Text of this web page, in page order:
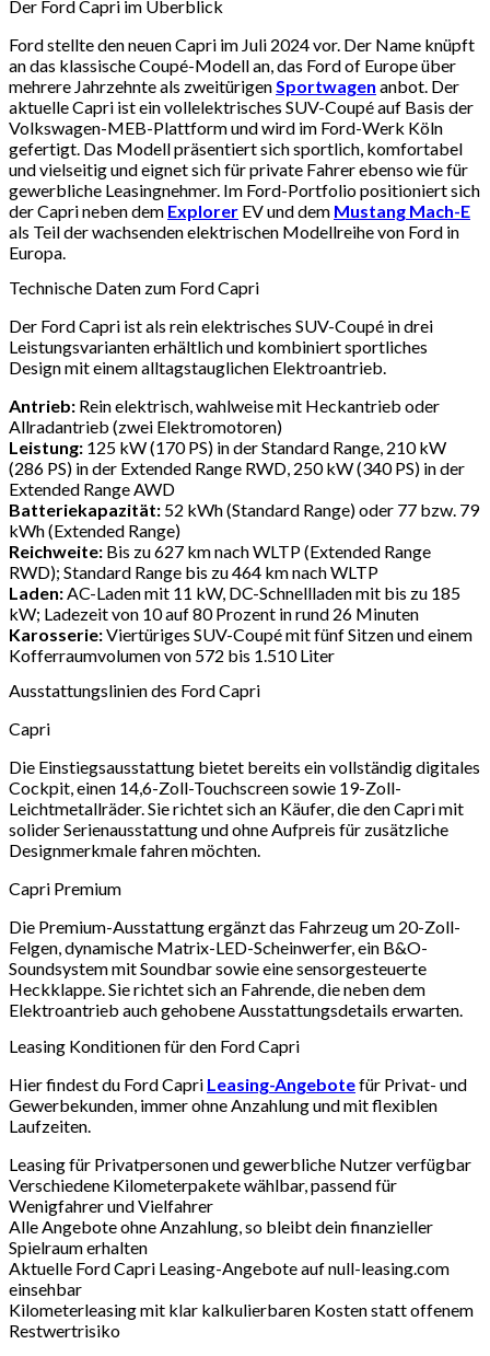
Der Ford Capri im Überblick
Ford stellte den neuen Capri im Juli 2024 vor. Der Name knüpft
an das klassische Coupé-Modell an, das Ford of Europe über
mehrere Jahrzehnte als zweitürigenSportwagen anbot. Der
aktuelle Capri ist ein vollelektrisches SUV-Coupé auf Basis der
Volkswagen-MEB-Plattform und wird im Ford-Werk Köln
gefertigt. Das Modell präsentiert sich sportlich, komfortabel
und vielseitig und eignet sich für private Fahrer ebenso wie für
gewerbliche Leasingnehmer. Im Ford-Portfolio positioniert sich
der Capri neben dem Explorer EV und dem Mustang Mach-E
als Teil der wachsenden elektrischen Modellreihe von Ford in
Europa.
Technische Daten zum Ford Capri
Der Ford Capri ist als rein elektrisches SUV-Coupé in drei
Leistungsvarianten erhältlich und kombiniert sportliches
Design mit einem alltagstauglichen Elektroantrieb.
Antrieb: Rein elektrisch, wahlweise mit Heckantrieb oder
Allradantrieb (zwei Elektromotoren)
Leistung: 125 kW (170 PS) in der Standard Range, 210 kW
(286 PS) in der Extended Range RWD, 250 kW (340 PS) in der
Extended Range AWD
Batteriekapazität: 52 kWh (Standard Range) oder 77 bzw. 79
kWh (Extended Range)
Reichweite: Bis zu 627 km nach WLTP (Extended Range
RWD); Standard Range bis zu 464 km nach WLTP
Laden:AC-Laden mit 11 kW, DC-Schnellladen mit bis zu 185
kW; Ladezeit von 10 auf 80 Prozent in rund 26 Minuten
Karosserie:Viertüriges SUV-Coupé mit fünf Sitzen und einem
Kofferraumvolumen von 572 bis 1.510 Liter
Ausstattungslinien des Ford Capri
Capri
Die Einstiegsausstattung bietet bereits ein vollständig digitales
Cockpit, einen 14,6-Zoll-Touchscreen sowie 19-Zoll-
Leichtmetallräder. Sie richtet sich an Käufer, die den Capri mit
solider Serienausstattung und ohne Aufpreis für zusätzliche
Designmerkmale fahren möchten.
Capri Premium
Die Premium-Ausstattung ergänzt das Fahrzeug um 20-Zoll-
Felgen, dynamische Matrix-LED-Scheinwerfer, ein B&O-
Soundsystem mit Soundbar sowie eine sensorgesteuerte
Heckklappe. Sie richtet sich an Fahrende, die neben dem
Elektroantrieb auch gehobene Ausstattungsdetails erwarten.
Leasing Konditionen für den Ford Capri
Hier findest du Ford Capri Leasing-Angebotefür Privat- und
Gewerbekunden, immer ohne Anzahlung und mit flexiblen
Laufzeiten.
Leasing für Privatpersonen und gewerbliche Nutzer verfügbar
Verschiedene Kilometerpakete wählbar, passend für
Wenigfahrer und Vielfahrer
Alle Angebote ohne Anzahlung, so bleibt dein finanzieller
Spielraum erhalten
Aktuelle Ford Capri Leasing-Angebote auf null-leasing.com
einsehbar
Kilometerleasing mit klar kalkulierbaren Kosten statt offenem
Restwertrisiko